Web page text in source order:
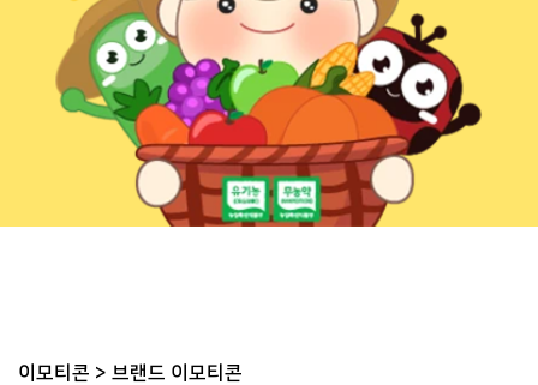
이모티콘 > 브랜드 이모티콘